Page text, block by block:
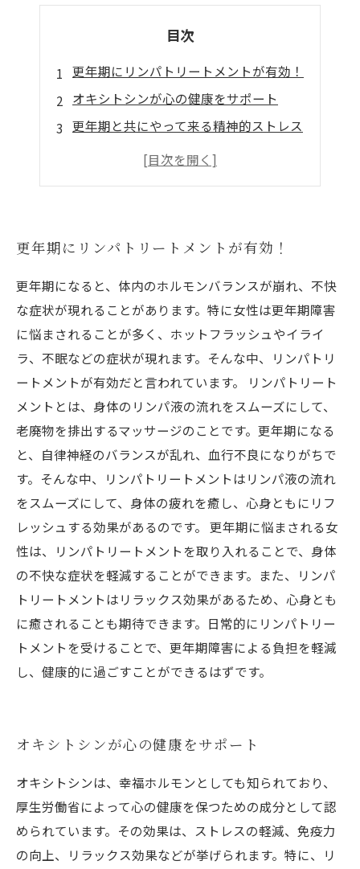
目次
更年期にリンパトリートメントが有効！
オキシトシンが心の健康をサポート
更年期と共にやって来る精神的ストレス
マッサージで血流改善！
更年期にリンパトリートメントが有効！
更年期になると、体内のホルモンバランスが崩れ、不快
な症状が現れることがあります。特に女性は更年期障害
に悩まされることが多く、ホットフラッシュやイライ
ラ、不眠などの症状が現れます。そんな中、リンパトリ
ートメントが有効だと言われています。 リンパトリート
メントとは、身体のリンパ液の流れをスムーズにして、
老廃物を排出するマッサージのことです。更年期になる
と、自律神経のバランスが乱れ、血行不良になりがちで
す。そんな中、リンパトリートメントはリンパ液の流れ
をスムーズにして、身体の疲れを癒し、心身ともにリフ
レッシュする効果があるのです。 更年期に悩まされる女
性は、リンパトリートメントを取り入れることで、身体
の不快な症状を軽減することができます。また、リンパ
トリートメントはリラックス効果があるため、心身とも
に癒されることも期待できます。日常的にリンパトリー
トメントを受けることで、更年期障害による負担を軽減
し、健康的に過ごすことができるはずです。
オキシトシンが心の健康をサポート
オキシトシンは、幸福ホルモンとしても知られており、
厚生労働省によって心の健康を保つための成分として認
められています。その効果は、ストレスの軽減、免疫力
の向上、リラックス効果などが挙げられます。特に、リ